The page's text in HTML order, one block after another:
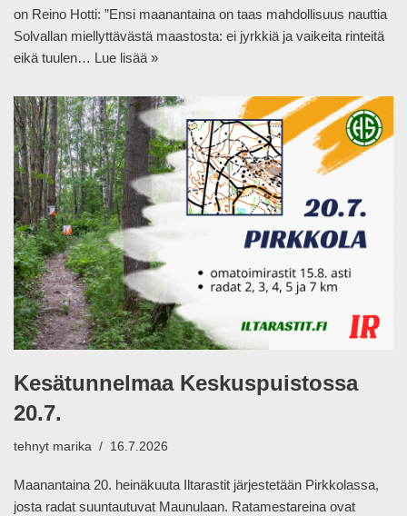
on Reino Hotti: ”Ensi maanantaina on taas mahdollisuus nauttia
Solvallan miellyttävästä maastosta: ei jyrkkiä ja vaikeita rinteitä
eikä tuulen… Lue lisää »
Kesätunnelmaa Keskuspuistossa
20.7.
tehnyt marika 16.7.2026
Maanantaina 20. heinäkuuta Iltarastit järjestetään Pirkkolassa,
josta radat suuntautuvat Maunulaan. Ratamestareina ovat